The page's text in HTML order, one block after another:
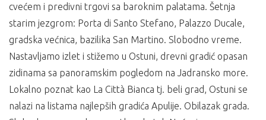
cvećem i predivni trgovi sa baroknim palatama. Šetnja
starim jezgrom: Porta di Santo Stefano, Palazzo Ducale,
gradska većnica, bazilika San Martino. Slobodno vreme.
Nastavljamo izlet i stižemo u Ostuni, drevni gradić opasan
zidinama sa panoramskim pogledom na Jadransko more.
Lokalno poznat kao La Città Bianca tj. beli grad, Ostuni se
nalazi na listama najlepših gradića Apulije. Obilazak grada.